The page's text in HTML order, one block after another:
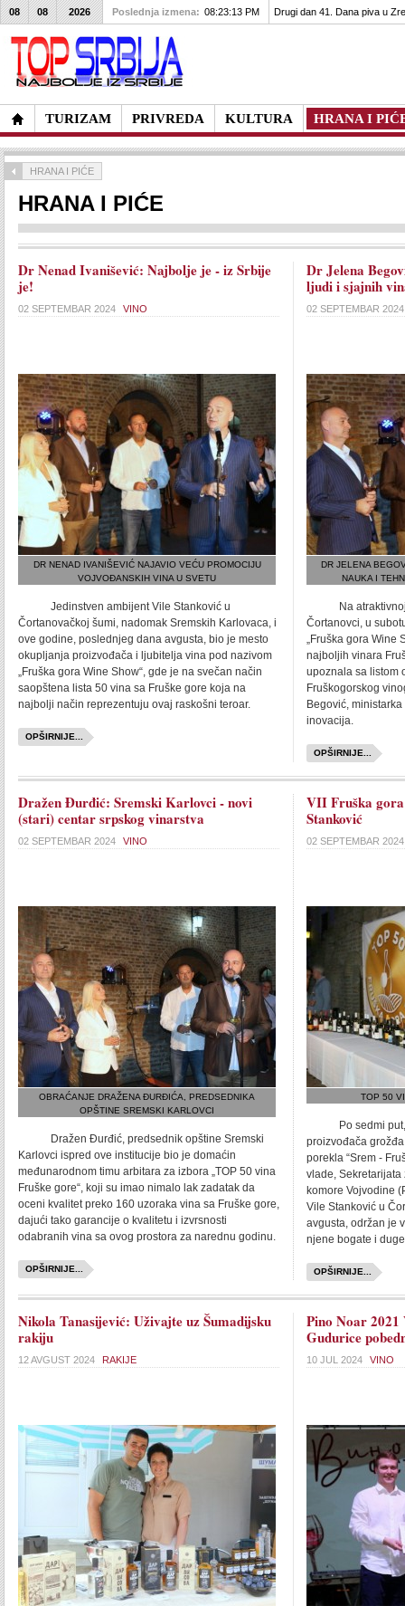
TURIZAM PRIVREDA KULTURA HRANA I
08 08 2026 Poslednja izmena: 08:23:13 PM
Carska bara - turistička
HRANA I PIĆE
HRANA I PIĆE
Dr Nenad Ivanišević: Najbolje je - iz Srbije
je!
02 SEPTEMBAR 2024 VINO
DR NENAD IVANIŠEVIĆ NAJAVIO VEĆU PROMOCIJU
VOJVOĐANSKIH VINA U SVETU
Jedinstven ambijent Vile Stanković u
Čortanovačkoj šumi, nadomak Sremskih Karlovaca, i
ove godine, poslednjeg dana avgusta, bio je mesto
okupljanja proizvođača i ljubitelja vina pod nazivom
„Fruška gora Wine Show“, gde je na svečan način
saopštena lista 50 vina sa Fruške gore koja na
najbolji način reprezentuju ovaj raskošni teroar.
OPŠIRNIJE...
Dr Jelena
ljudi i sjajnih
02 SEPTEMBAR
DR JELENA
NAUKA I
Na atraktivnoj
Čortanovci, u
„Fruška gora Wine
najboljih vinara
upoznala sa listom
Fruškogorskog
Begović,
inovacija.
OPŠIRNIJE...
Dražen Đurđić: Sremski Karlovci - novi
(stari) centar srpskog vinarstva
02 SEPTEMBAR 2024 VINO
OBRAĆANJE DRAŽENA ĐURĐIĆA, PREDSEDNIKA
OPŠTINE SREMSKI KARLOVCI
Dražen Đurđić, predsednik opštine Sremski
Karlovci ispred ove institucije bio je domaćin
međunarodnom timu arbitara za izbora „TOP 50 vina
Fruške gore“, koji su imao nimalo lak zadatak da
oceni kvalitet preko 160 uzoraka vina sa Fruške gore,
dajući tako garancije o kvalitetu i izvrsnosti
odabranih vina sa ovog prostora za narednu godinu.
OPŠIRNIJE...
VII Fruška
Stanković
02 SEPTEMBAR
TOP 50
Po sedmi put, u
proizvođača
porekla “Srem -
vlade,
komore Vojvodine
Vile Stanković u
avgusta, održan je
njene bogate i
OPŠIRNIJE...
Nikola Tanasijević: Uživajte uz Šumadijsku
rakiju
12 AVGUST 2024 RAKIJE
Pino Noar
Gudurice
10 JUL 2024 VINO